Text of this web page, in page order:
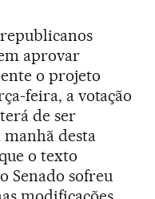
aprovar
o projeto
feira, a votação
de ser
desta
o texto
Senado sofreu